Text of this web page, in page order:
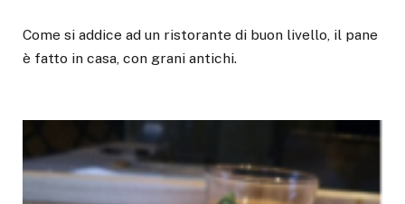
Come si addice ad un ristorante di buon livello, il pane
è fatto in casa, con grani antichi.